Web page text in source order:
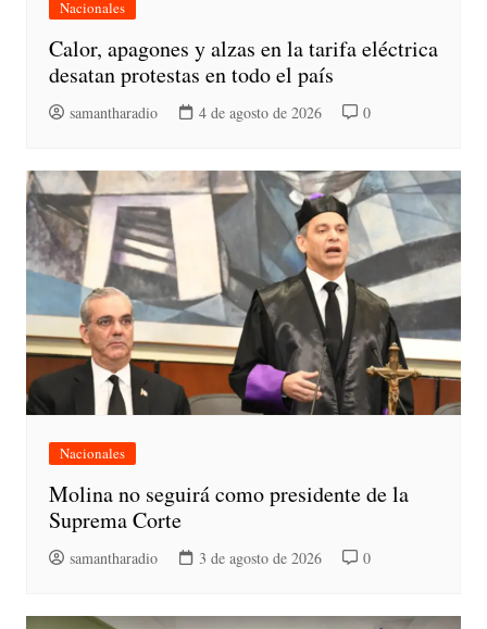
Nacionales
Calor, apagones y alzas en la tarifa eléctrica
desatan protestas en todo el país
samantharadio 4 de agosto de 2026 0
Nacionales
Molina no seguirá como presidente de la
Suprema Corte
samantharadio 3 de agosto de 2026 0